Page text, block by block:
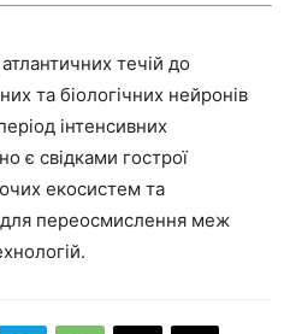
течій до
та біологічних нейронів
інтенсивних
є свідками гострої
екосистем та
для переосмислення меж